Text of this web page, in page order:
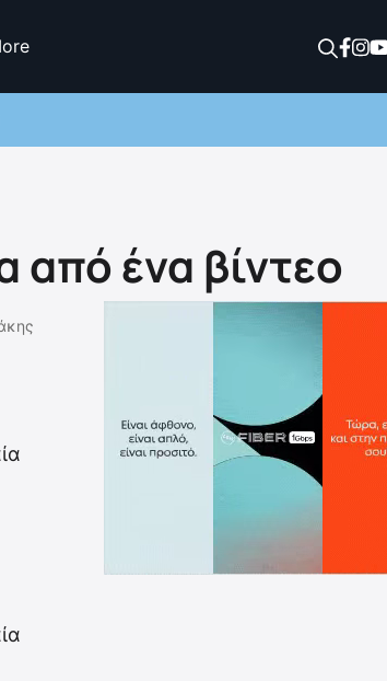
από ένα βίντεο